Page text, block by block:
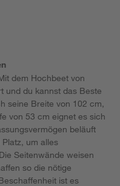
dem Hochbeet von
und du kannst das Beste
seine Breite von 102 cm,
von 53 cm eignet es sich
beläuft
um alles
Seitenwände weisen
so die nötige
ist es